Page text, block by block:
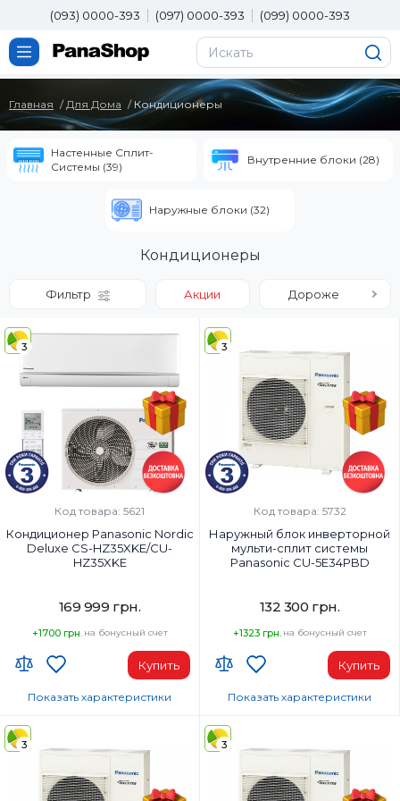
(093) 0000-393 (097) 0000-393 (099) 0000-393
Главная Для Дома Кондиционеры
Настенные Сплит-
Системы (39)
Внутренние блоки (28)
Наружные блоки (32)
Кондиционеры
Фильтр Акции Дороже
3
Код товара: 5621
Кондиционер Panasonic Nordic
Deluxe CS-HZ35XKE/CU-
HZ35XKE
169 999 грн.
+1700 грн. на бонусный счет
Купить
Wi-Fi модуль:
Wi-Fi (встроенный)
Показать характеристики
3
Код товара: 5732
Наружный блок инверторной
мульти-сплит системы
Panasonic CU-5E34PBD
132 300 грн.
+1323 грн. на бонусный счет
Купить
Площадь помещения, м²:
5х25м2
34000
Показать характеристики
3 3